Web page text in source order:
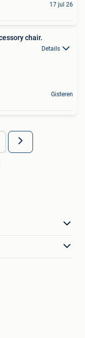
17 jul 26
chair.
Details
Gisteren